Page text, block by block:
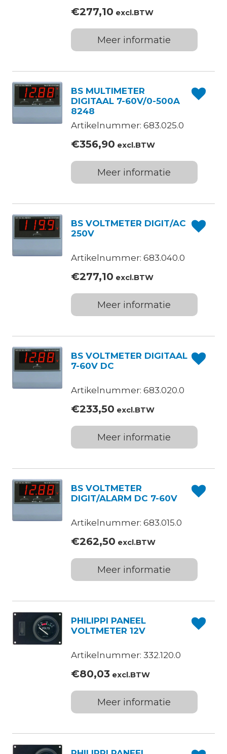
€277,10 excl.BTW
Meer informatie
BS MULTIMETER
DIGITAAL 7-60V/0-500A
8248
Artikelnummer: 683.025.0
€356,90 excl.BTW
Meer informatie
BS VOLTMETER DIGIT/AC
250V
Artikelnummer: 683.040.0
€277,10 excl.BTW
Meer informatie
BS VOLTMETER DIGITAAL
7-60V DC
Artikelnummer: 683.020.0
€233,50 excl.BTW
Meer informatie
BS VOLTMETER
DIGIT/ALARM DC 7-60V
Artikelnummer: 683.015.0
€262,50 excl.BTW
Meer informatie
PHILIPPI PANEEL
VOLTMETER 12V
Artikelnummer: 332.120.0
€80,03excl.BTW
Meer informatie